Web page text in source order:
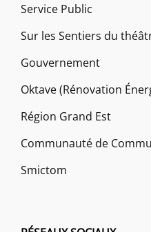
Service Public
Sur les Sentiers du
Gouvernement
Oktave (Rénovation
Région Grand Est
Communauté de
Smictom